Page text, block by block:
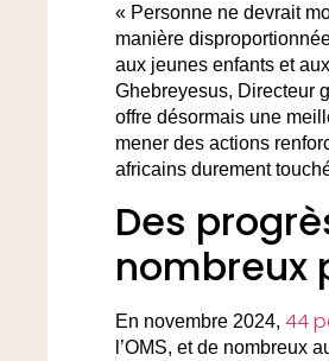
« Personne ne devrait
manière
aux jeunes enfants et
Ghebreyesus, Directeur
offre désormais une
mener des actions
africains durement
Des
nombreux
En novembre 2024, 44
l’OMS, et de nombreux